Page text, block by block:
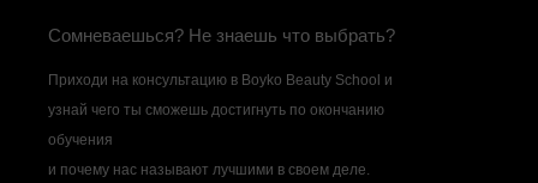
Сомневаешься? Не знаешь что выбрать?
Приходи на консультацию в Boyko Beauty School и
узнай чего ты сможешь достигнуть по окончанию
обучения
и почему нас называют лучшими в своем деле.